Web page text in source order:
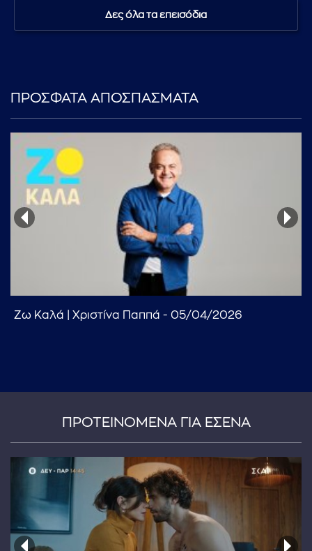
Δες όλα τα επεισόδια
ΠΡΟΣΦΑΤΑ ΑΠΟΣΠΑΣΜΑΤΑ
Ζω Καλά | Χριστίνα Παππά - 05/04/2026
ΠΡΟΤΕΙΝΟΜΕΝΑ ΓΙΑ ΕΣΕΝΑ